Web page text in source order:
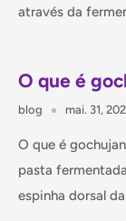
através da
O que é
blog mai. 31,
O que é
pasta
espinha dorsal